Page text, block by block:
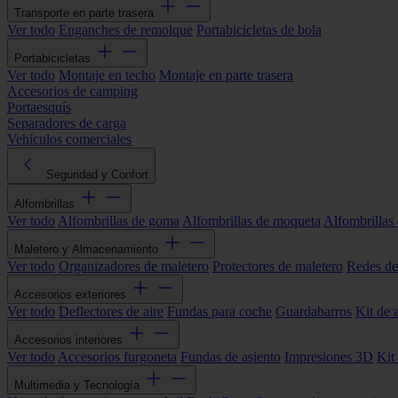
Transporte en parte trasera
Ver todo Enganches de remolque Portabicicletas de bola
Portabicicletas
Ver todo Montaje en techo Montaje en parte trasera
Accesorios de camping
Portaesquís
Separadores de carga
Vehículos comerciales
Seguridad y Confort
Alfombrillas
Ver todo Alfombrillas de goma Alfombrillas de moqueta Alfombrillas
Maletero y Almacenamiento
Ver todo Organizadores de maletero Protectores de maletero Redes
Accesorios exteriores
Ver todo Deflectores de aire Fundas para coche Guardabarros Kit de
Accesorios interiores
Ver todo Accesorios furgoneta Fundas de asiento Impresiones 3D Kit
Multimedia y Tecnología